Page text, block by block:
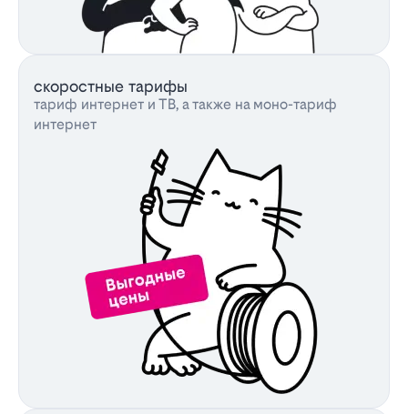
скоростные тарифы
тариф интернет и ТВ, а также на моно-тариф
интернет